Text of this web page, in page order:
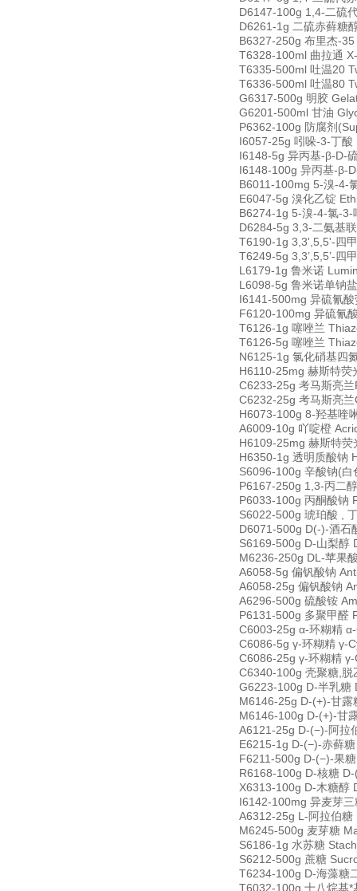
D6147-100g 1,4-二硫
D6261-1g 二硫赤藓糖
B6327-250g 布里杰-
T6328-100ml 曲拉通
T6335-500ml 吐温20
T6336-500ml 吐温80
G6317-500g 明胶
G6201-500ml 甘油
P6362-100g 防腐剂
I6057-25g 吲哚-3-丁
I6148-5g 异丙基-β-D-
I6148-100g 异丙基-β-
B6011-100mg 5-溴-4-
E6047-5g 溴化乙锭
B6274-1g 5-溴-4-氯-
D6284-5g 3,3-二氨基
T6190-1g 3,3',5,5'-四
T6249-5g 3,3’,5,5’-四
L6179-1g 鲁米诺
L6098-5g 鲁米诺单钠
I6141-500mg 异硫氰
F6120-100mg 异硫氰
T6126-1g 噻唑兰
T6126-5g 噻唑兰
N6125-1g 氯化硝基四
H6110-25mg 赫斯特
C6233-25g 考马斯亮
C6232-25g 考马斯亮
H6073-100g 8-羟基喹
A6009-10g 吖啶橙
H6109-25mg 赫斯特
H6350-1g 透明质酸钠
S6096-100g 辛酸钠(
P6167-250g 1,3-丙二
P6033-100g 丙酮酸钠
S6022-500g 琥珀酸 ,
D6071-500g D(-)-酒石
S6169-500g D-山梨醇
M6236-250g DL-苹果
A6058-5g 偏钒酸钠
A6058-25g 偏钒酸钠
A6296-500g 硫酸铵
P6131-500g 多聚甲醛
C6003-25g α-环糊精
C6086-5g γ-环糊精 γ-
C6086-25g γ-环糊精
C6340-100g 壳聚糖,
G6223-100g D-半乳糖
M6146-25g D-(+)-甘
M6146-100g D-(+)-甘
A6121-25g D-(−)-阿拉
E6215-1g D-(−)-赤藓
F6211-500g D-(−)-果
R6168-100g D-核糖
X6313-100g D-木糖醇
I6142-100mg 异麦芽
A6312-25g L-阿拉伯
M6245-500g 麦芽糖
S6186-1g 水苏糖
S6212-500g 蔗糖
T6234-100g D-海藻糖
T6032-100g 十八烷基